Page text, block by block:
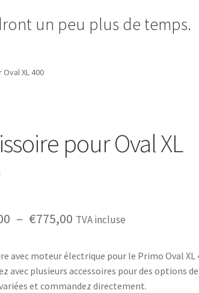
un peu plus de temps.
XL 400
pour Oval XL
– €775,00Plage
prix :
€391,00
TVA incluse
avec moteur électrique pour le Primo Oval XL
avec plusieurs accessoires pour des options de
et commandez directement.